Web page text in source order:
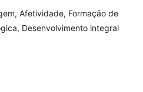
Afetividade, Formação de
Desenvolvimento integral